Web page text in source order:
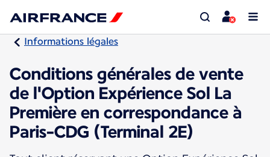
Informations légales
Conditions générales de vente
de l'Option Expérience Sol La
Première en correspondance à
Paris-CDG (Terminal 2E)